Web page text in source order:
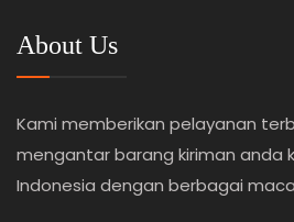
About Us
Kami memberikan pelayanan
mengantar barang kiriman anda
Indonesia dengan berbagai